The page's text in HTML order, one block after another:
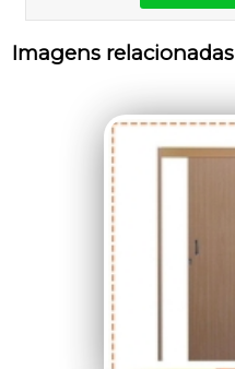
Imagens relacionadas